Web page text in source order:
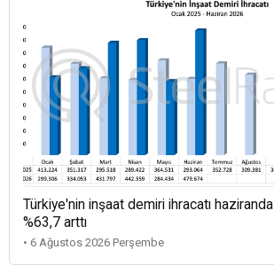
Türkiye'nin inşaat demiri ihracatı haziranda
%63,7 arttı
• 6 Ağustos 2026 Perşembe